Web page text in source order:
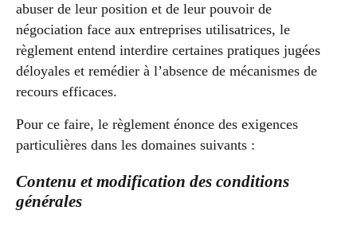
abuser de leur position et de leur pouvoir de
négociation face aux entreprises utilisatrices, le
règlement entend interdire certaines pratiques jugées
déloyales et remédier à l’absence de mécanismes de
recours efficaces.
Pour ce faire, le règlement énonce des exigences
particulières dans les domaines suivants :
Contenu et modification des conditions
générales